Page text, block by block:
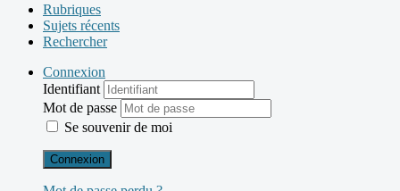
Rubriques
Sujets récents
Rechercher
Connexion
Identifiant
Mot de passe
Se souvenir de moi
Connexion